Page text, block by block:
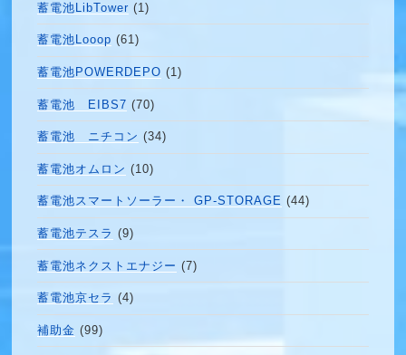
蓄電池LibTower (1)
蓄電池Looop (61)
蓄電池POWERDEPO (1)
蓄電池 EIBS7 (70)
蓄電池 ニチコン (34)
蓄電池オムロン (10)
蓄電池スマートソーラー・ GP-STORAGE (44)
蓄電池テスラ (9)
蓄電池ネクストエナジー (7)
蓄電池京セラ (4)
補助金 (99)